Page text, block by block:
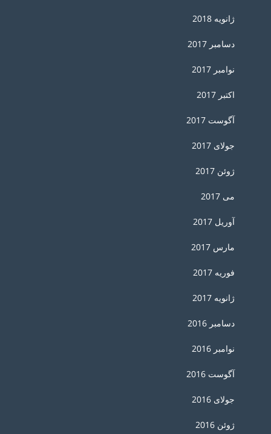
ژانویه 2018
دسامبر 2017
نوامبر 2017
اکتبر 2017
آگوست 2017
جولای 2017
ژوئن 2017
می 2017
آوریل 2017
مارس 2017
فوریه 2017
ژانویه 2017
دسامبر 2016
نوامبر 2016
آگوست 2016
جولای 2016
ژوئن 2016